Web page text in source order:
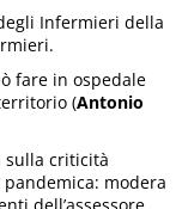
Infermieri della
fare in ospedale
(Antonio
sulla criticità
pandemica: modera